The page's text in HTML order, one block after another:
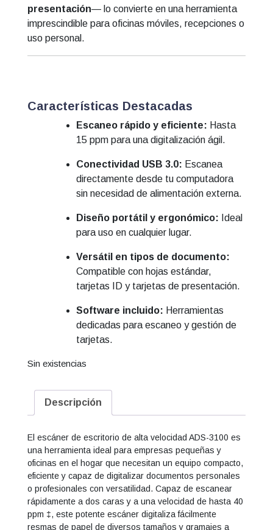
presentación— lo convierte en una herramienta
imprescindible para oficinas móviles, recepciones o
uso personal.
Características Destacadas
Escaneo rápido y eficiente: Hasta
15 ppm para una digitalización ágil.
Conectividad USB 3.0: Escanea
directamente desde tu computadora
sin necesidad de alimentación externa.
Diseño portátil y ergonómico: Ideal
para uso en cualquier lugar.
Versátil en tipos de documento:
Compatible con hojas estándar,
tarjetas ID y tarjetas de presentación.
Software incluido: Herramientas
dedicadas para escaneo y gestión de
tarjetas.
Sin existencias
Descripción
El escáner de escritorio de alta velocidad ADS-3100 es
una herramienta ideal para empresas pequeñas y
oficinas en el hogar que necesitan un equipo compacto,
eficiente y capaz de digitalizar documentos personales
o profesionales con versatilidad. Capaz de escanear
rápidamente a dos caras y a una velocidad de hasta 40
ppm ‡, este potente escáner digitaliza fácilmente
resmas de papel de diversos tamaños y gramajes a